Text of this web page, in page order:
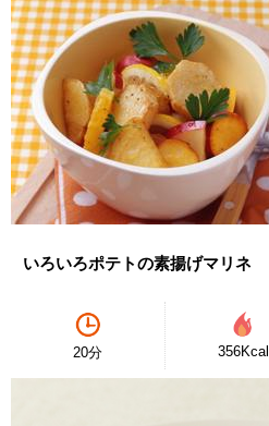
いろいろポテトの素揚げマリネ
20分 356Kcal